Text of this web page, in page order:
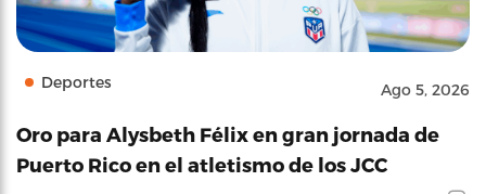
Deportes Ago 5, 2026
Oro para Alysbeth Félix en gran jornada de
Puerto Rico en el atletismo de los JCC